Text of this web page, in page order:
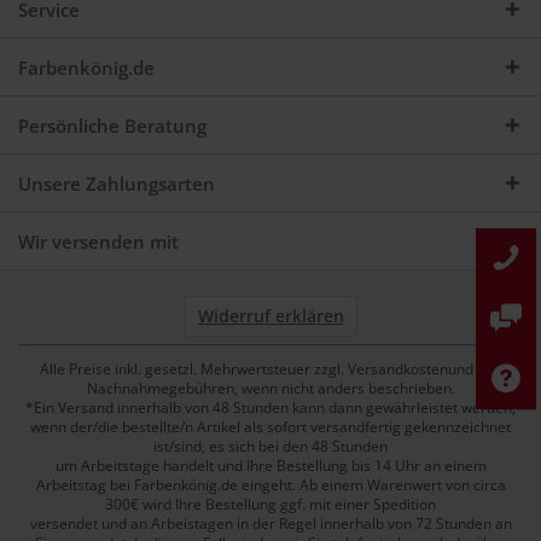
Service
Farbenkönig.de
Persönliche Beratung
Unsere Zahlungsarten
Wir versenden mit
Widerruf erklären
Alle Preise inkl. gesetzl. Mehrwertsteuer zzgl. Versandkostenund ggf.
Nachnahmegebühren, wenn nicht anders beschrieben.
*Ein Versand innerhalb von 48 Stunden kann dann gewährleistet werden,
wenn der/die bestellte/n Artikel als sofort versandfertig gekennzeichnet
ist/sind, es sich bei den 48 Stunden
um Arbeitstage handelt und Ihre Bestellung bis 14 Uhr an einem
Arbeitstag bei Farbenkönig.de eingeht. Ab einem Warenwert von circa
300€ wird Ihre Bestellung ggf. mit einer Spedition
versendet und an Arbeistagen in der Regel innerhalb von 72 Stunden an